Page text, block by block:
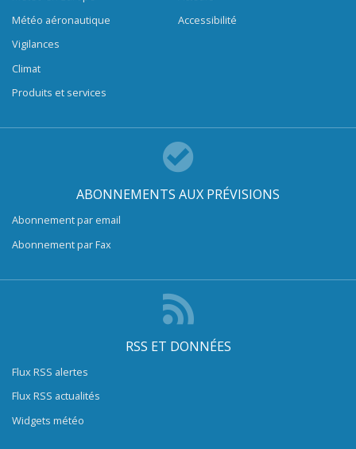
Météo aéronautique
Vigilances
Climat
Produits et services
Accessibilité
ABONNEMENTS AUX PRÉVISIONS
Abonnement par email
Abonnement par Fax
RSS ET DONNÉES
Flux RSS alertes
Flux RSS actualités
Widgets météo